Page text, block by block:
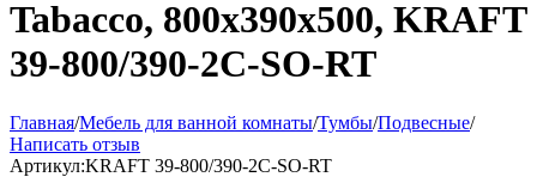
Tabacco, 800х390x500, KRAFT
39-800/390-2C-SO-RT
Главная/Мебель для ванной комнаты/Тумбы/Подвесные/
Написать отзыв
Артикул:KRAFT 39-800/390-2C-SO-RT